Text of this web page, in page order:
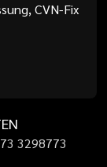
CVN-Fix
73 3298773